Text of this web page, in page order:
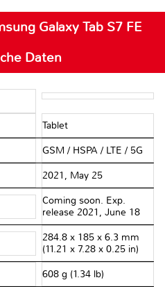
Galaxy Tab S7 FE
Daten
Tablet
GSM / HSPA / LTE / 5G
2021, May 25
Coming soon. Exp.
release 2021, June 18
284.8 x 185 x 6.3 mm
(11.21 x 7.28 x 0.25 in)
608 g (1.34 lb)